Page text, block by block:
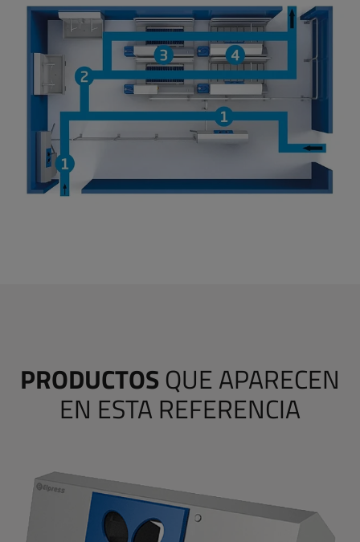
PRODUCTOS QUE APARECEN
EN ESTA REFERENCIA